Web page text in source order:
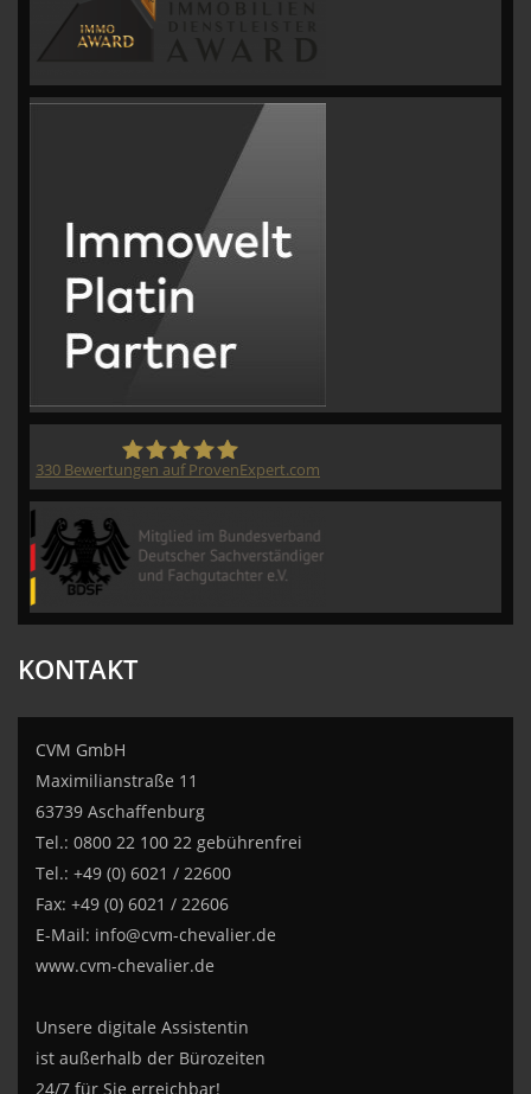
330 Bewertungen auf ProvenExpert.com
KONTAKT
CVM GmbH
Maximilianstraße 11
63739 Aschaffenburg
Tel.: 0800 22 100 22 gebührenfrei
Tel.: +49 (0) 6021 / 22600
Fax: +49 (0) 6021 / 22606
E-Mail: info@cvm-chevalier.de
www.cvm-chevalier.de
Unsere digitale Assistentin
ist außerhalb der Bürozeiten
24/7 für Sie erreichbar!